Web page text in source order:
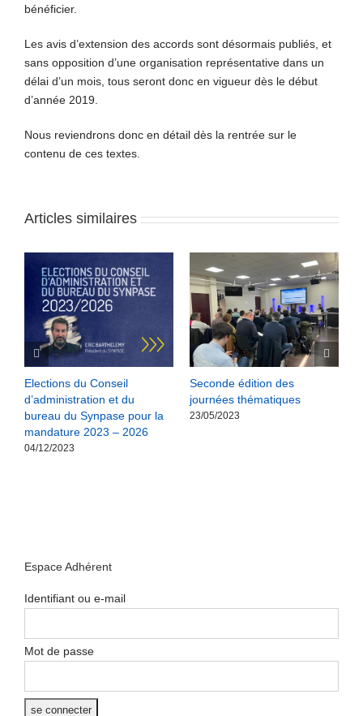
bénéficier.
Les avis d’extension des accords sont désormais publiés, et
sans opposition d’une organisation représentative dans un
délai d’un mois, tous seront donc en vigueur dès le début
d’année 2019.
Nous reviendrons donc en détail dès la rentrée sur le
contenu de ces textes.
Articles similaires
Elections du Conseil
d’administration et du
bureau du Synpase pour la
mandature 2023 – 2026
04/12/2023
Seconde édition des
journées thématiques
23/05/2023
Espace Adhérent
Identifiant ou e-mail
Mot de passe